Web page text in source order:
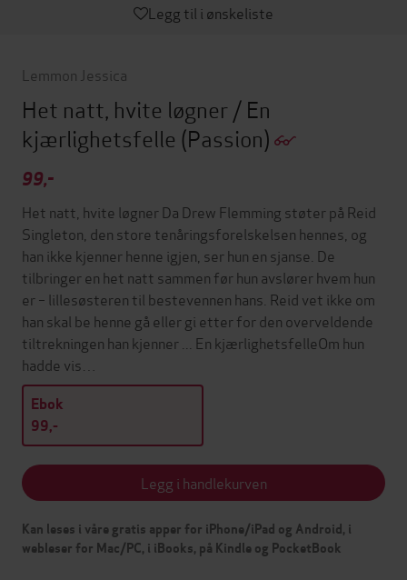
Legg til i ønskeliste
Lemmon Jessica
Het natt, hvite løgner / En
kjærlighetsfelle (Passion)
99,-
Het natt, hvite løgner Da Drew Flemming støter på Reid
Singleton, den store tenåringsforelskelsen hennes, og
han ikke kjenner henne igjen, ser hun en sjanse. De
tilbringer en het natt sammen før hun avslører hvem hun
er – lillesøsteren til bestevennen hans. Reid vet ikke om
han skal be henne gå eller gi etter for den overveldende
tiltrekningen han kjenner ... En kjærlighetsfelleOm hun
hadde vis…
Ebok
99,-
Legg i handlekurven
Kan leses i våre gratis apper for iPhone/iPad og Android, i
webleser for Mac/PC, i iBooks, på Kindle og PocketBook